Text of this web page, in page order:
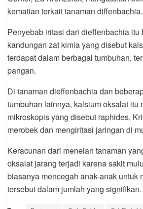
kematian terkait tanaman diffenbachia.
Penyebab iritasi dari dieffenbachia itu
kandungan zat kimia yang disebut
terdapat dalam berbagai tumbuhan,
pangan.
Di tanaman dieffenbachia dan
tumbuhan lainnya, kalsium oksalat itu
mikroskopis yang disebut raphides.
merobek dan mengiritasi jaringan di
Keracunan dari menelan tanaman
oksalat jarang terjadi karena sakit
biasanya mencegah anak-anak untuk
tersebut dalam jumlah yang signifikan.